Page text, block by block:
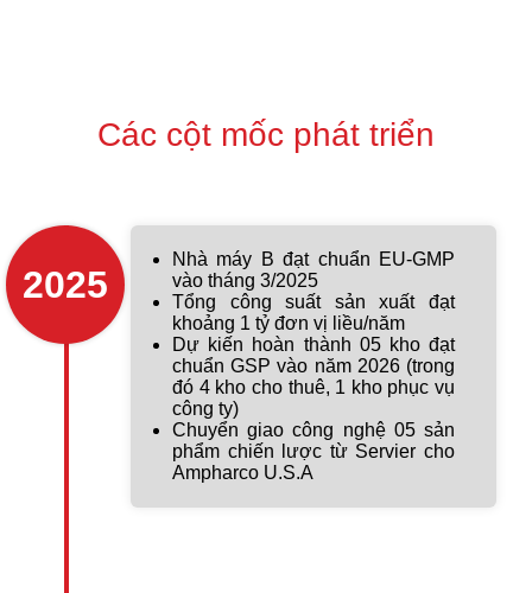
Các cột mốc phát triển
2025
Nhà máy B đạt chuẩn EU-GMP
vào tháng 3/2025
Tổng công suất sản xuất đạt
khoảng 1 tỷ đơn vị liều/năm
Dự kiến hoàn thành 05 kho đạt
chuẩn GSP vào năm 2026 (trong
đó 4 kho cho thuê, 1 kho phục vụ
công ty)
Chuyển giao công nghệ 05 sản
phẩm chiến lược từ Servier cho
Ampharco U.S.A